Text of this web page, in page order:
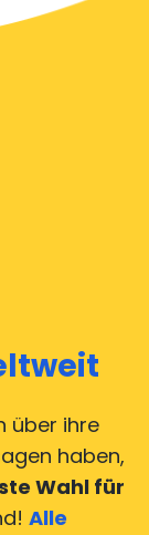
über ihre
haben,
Wahl für
Alle